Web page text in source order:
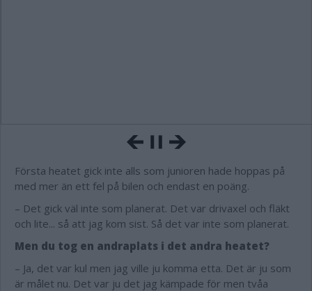
Första heatet gick inte alls som junioren hade hoppas på
med mer än ett fel på bilen och endast en poäng.
– Det gick väl inte som planerat. Det var drivaxel och fläkt
och lite... så att jag kom sist. Så det var inte som planerat.
Men du tog en andraplats i det andra heatet?
– Ja, det var kul men jag ville ju komma etta. Det är ju som
är målet nu. Det var ju det jag kämpade för men tvåa